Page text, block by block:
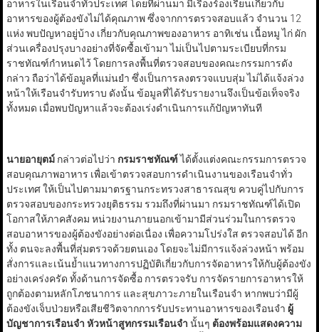
อาหารในเรือนจำทั่วประเทศ โดยที่ผ่านมา มีเรื่องร้องเรียนเกี่ยวกับ
อาหารของผู้ต้องขังไม่ได้คุณภาพ ซึ่งจากการตรวจสอบแล้ว จำนวน 12
แห่ง พบปัญหาอยู่บ้าง เกี่ยวกับคุณภาพของอาหาร อาทิเช่น เนื้อหมู ไก่ ผัก
ส่วนเครื่องปรุงบางอย่างที่จัดซื้อเข้ามา ไม่เป็นไปตามระเบียบที่กรม
ราชทัณฑ์กำหนดไว้ โดยการลงพื้นที่ตรวจสอบของคณะกรรมการดัง
กล่าว ถือว่าได้ข้อมูลที่แม่นยำ ซึ่งเป็นการลงตรวจแบบสุ่ม ไม่ได้แจ้งล่วง
หน้าให้เรือนจำรับทราบ ดังนั้น ข้อมูลที่ได้รับรายงานจึงเป็นข้อเท็จจริง
ทั้งหมด เมื่อพบปัญหาแล้วจะต้องเร่งดำเนินการแก้ปัญหาทันที
นายอายุตม์กล่าวต่อไปว่า กรมราชทัณฑ์ได้ตั้งแต่งคณะกรรมการตรวจ
สอบคุณภาพอาหาร เพื่อเข้าตรวจสอบการดำเนินงานของเรือนจำทั่ว
ประเทศ ให้เป็นไปตามมาตรฐานกระทรวงสาธารณสุข ควบคู่ไปกับการ
ตรวจสอบของกระทรวงยุติธรรม รวมถึงที่ผ่านมา กรมราชทัณฑ์ได้เปิด
โอกาสให้ภาคสังคม หน่วยงานภายนอกเข้ามามีส่วนร่วมในการตรวจ
สอบอาหารของผู้ต้องขังอย่างต่อเนื่อง เพื่อความโปร่งใส ตรวจสอบได้ อีก
ทั้ง ตนจะลงพื้นที่สุ่มตรวจด้วยตนเอง โดยจะไม่มีการแจ้งล่วงหน้า พร้อม
สั่งการและเน้นย้ำแนวทางการปฏิบัติเกี่ยวกับการจัดอาหารให้กับผู้ต้องขัง
อย่างเคร่งครัด ทั้งด้านการจัดซื้อ การตรวจรับ การจัดรายการอาหารให้
ถูกต้องตามหลักโภชนาการ และสุขภาวะภายในเรือนจำ หากพบว่ามีผู้
ต้องขังเจ็บป่วยหรือเสียชีวิตจากการรับประทานอาหารของเรือนจำ ผู้
บัญชาการเรือนจำ หัวหน้าสูทกรรมเรือนจำ นั้นๆ ต้องพร้อมแสดงความ